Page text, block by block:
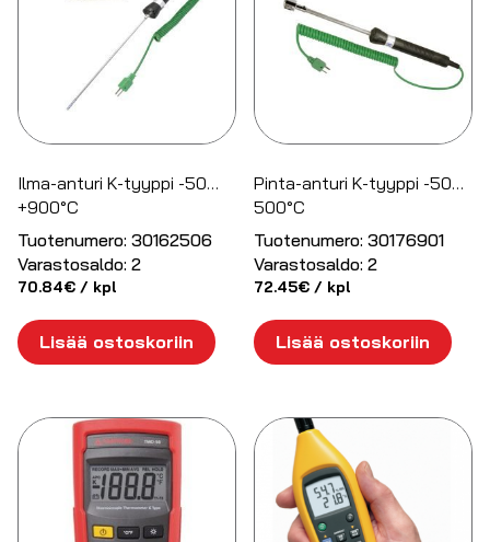
Ilma-anturi K-tyyppi -50…
+900°C
Tuotenumero: 30162506
Varastosaldo: 2
70.84€ / kpl
Lisää ostoskoriin
Pinta-anturi K-tyyppi -50…
500°C
Tuotenumero: 30176901
Varastosaldo: 2
72.45€ / kpl
Lisää ostoskoriin